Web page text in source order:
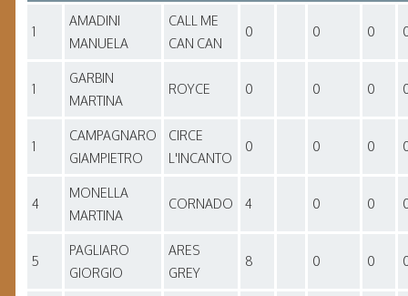
1
AMADINI
MANUELA
CALL ME
CAN CAN
0 0 0
1
GARBIN
MARTINA
ROYCE 0 0 0
1
CAMPAGNARO
GIAMPIETRO
CIRCE
L'INCANTO
0 0 0
4
MONELLA
MARTINA
CORNADO 4 0 0
5
PAGLIARO
GIORGIO
ARES
GREY
8 0 0